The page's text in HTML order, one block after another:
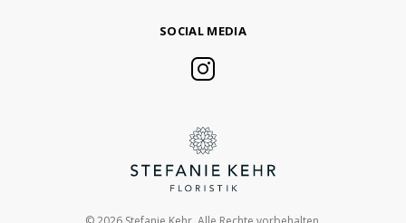
SOCIAL MEDIA